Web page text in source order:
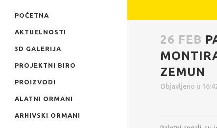
POČETNA
AKTUELNOSTI
3D GALERIJA
PROJEKTNI BIRO
PROIZVODI
ALATNI ORMANI
ARHIVSKI ORMANI
26 FEB
ZEMUN
Objavljeno u